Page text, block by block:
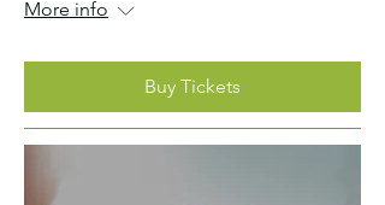
More info
Buy Tickets